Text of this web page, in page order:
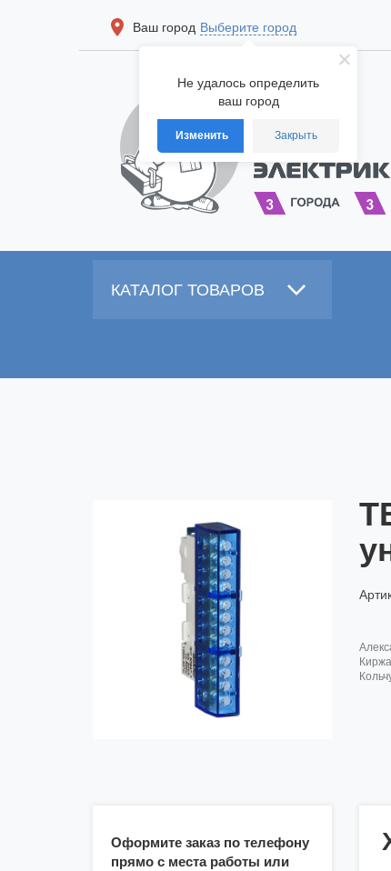
Не удалось определить
ваш город
Изменить Закрыть
Ваш город Выберите город
КАТАЛОГ ТОВАРОВ
Оформите заказ по телефону
прямо с места работы или